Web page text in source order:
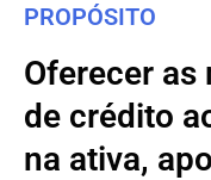
PROPÓSITO
Oferecer
de crédito
na ativa,